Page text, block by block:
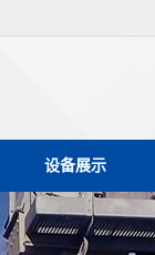
设备展示